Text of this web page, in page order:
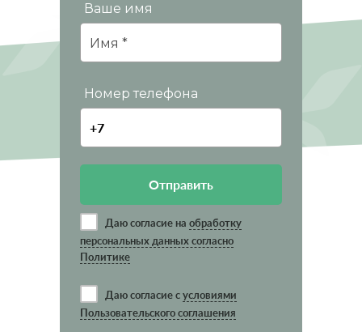
Ваше имя
Номер телефона
Отправить
Даю согласие на обработку
персональных данных согласно
Политике
Даю согласие сусловиями
Пользовательского соглашения